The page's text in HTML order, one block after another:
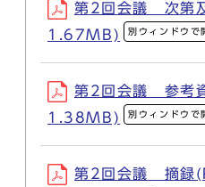
第2回会議 次第
1.67MB)
別ウィンドウで
第2回会議 参考
1.38MB)
別ウィンドウで
第2回会議 摘録